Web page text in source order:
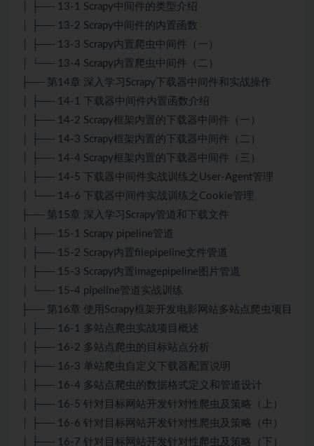
│ ├── 13-1 Scrapy中间件的类型介绍
│ ├── 13-2 Scrapy中间件的内置函数
│ ├── 13-3 Scrapy内置爬虫中间件（一）
│ └── 13-4 Scrapy内置爬虫中间件（二）
├── 第14章 深入学习Scrapy下载器中间件和实战操作
│ ├── 14-1 下载器中间件内置函数介绍
│ ├── 14-2 Scrapy框架内置的下载器中间件（一）
│ ├── 14-3 Scrapy框架内置的下载器中间件（二）
│ ├── 14-4 Scrapy框架内置的下载器中间件（三）
│ ├── 14-5 下载器中间件实战训练之User-Agent管理
│ └── 14-6 下载器中间件实战训练之Cookie管理
├── 第15章 深入学习Scrapy管道和下载文件
│ ├── 15-1 Scrapy pipeline管道
│ ├── 15-2 Scrapy内置filepipeline文件管道
│ ├── 15-3 Scrapy内置imagepipeline图片管道
│ └── 15-4 pipeline管道实战训练
├── 第16章 使用Scrapy框架开发电影网站多站点爬虫项目
│ ├── 16-1 多站点爬虫实战项目概述
│ ├── 16-2 多站点爬虫的目标站点分析
│ ├── 16-3 单站爬虫自定义下载器配置说明
│ ├── 16-4 多站点爬虫的数据格式定义和管道设计
│ ├── 16-5 针对目标网站开发针对性爬虫及策略（上）
│ ├── 16-6 针对目标网站开发针对性爬虫及策略（中）
│ ├── 16-7 针对目标网站开发针对性爬虫及策略（下）